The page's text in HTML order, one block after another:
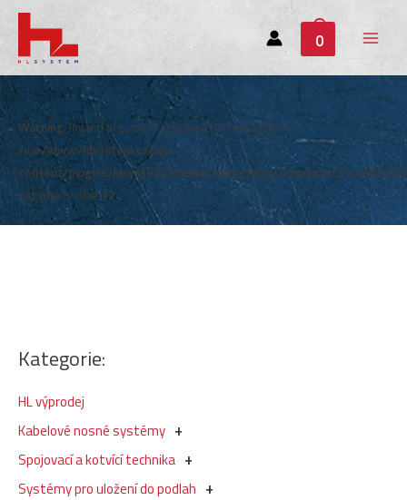
0
Main
Menu
Kategorie:
HL výprodej
Kabelové nosné systémy
Spojovací a kotvící technika
Systémy pro uložení do podlah
Warning: Invalid argument supplied for foreach() in
/var/www/hlsystem.cz/wp-
content/plugins/hlsystem/themes/hlsystem/components/
cat.phpon line12